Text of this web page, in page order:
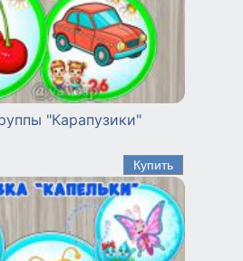
"Карапузики"